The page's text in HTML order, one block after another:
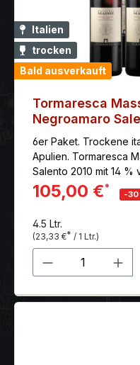
Italien
trocken
Bald ausverkauft
Tormaresca
Negroamaro
Flaschen)
6er Paket. Trockene
Apulien. Tormaresca
Salento 2010 mit 14 %
105,00 €*
-
4.5 Ltr.
(23,33 €* / 1 Ltr.)
Produkt